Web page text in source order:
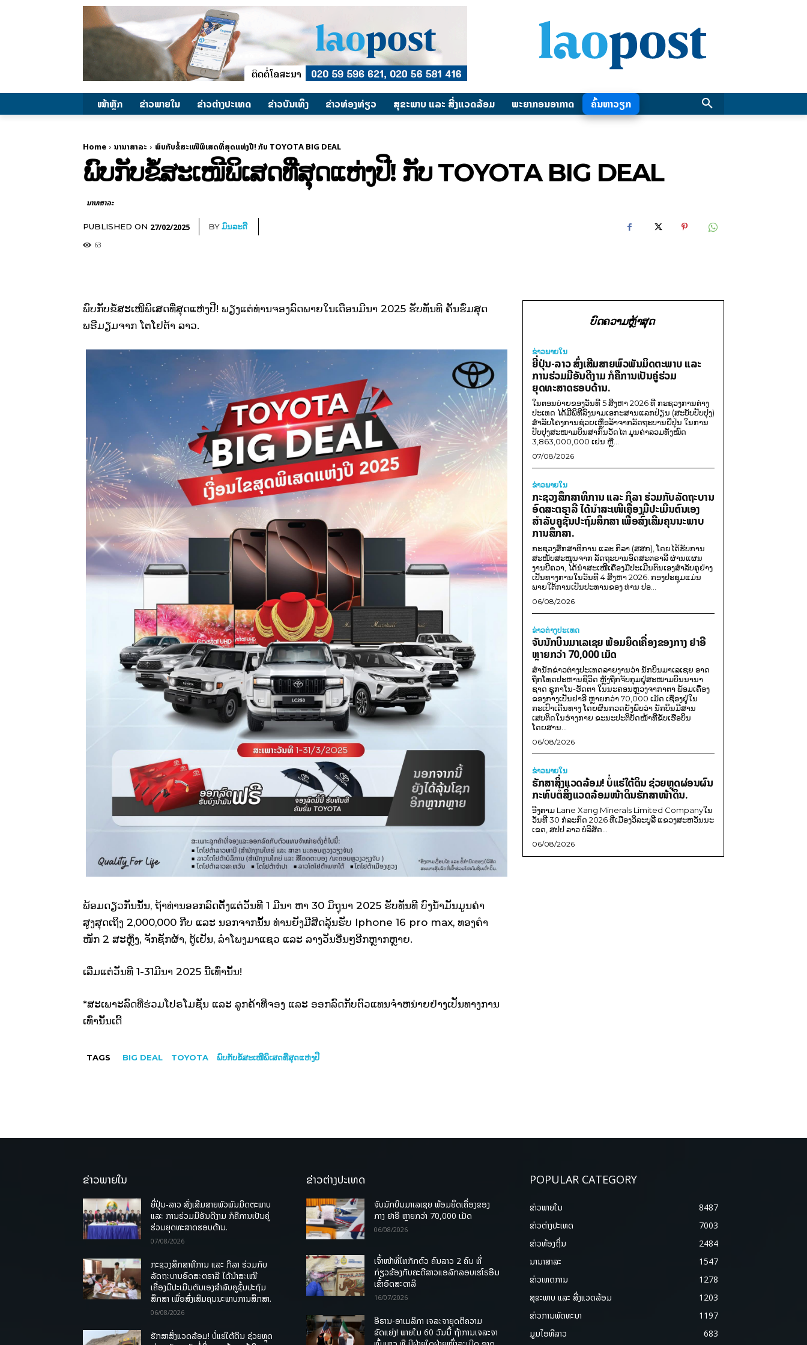
ໜ້າຫຼັກ ຂ່າວພາຍ​ໃນ ຂ່າວຕ່າງປະເທດ ​ຂ່າວບັນເທິງ ​ຂ່າວທ່ອງທ່ຽວ ສຸຂະພາບ ແລະ ສີ່ງແວດລ້ອມ ພະຍາກອນອາກາດ ຄົ້ນຫາວຽກ
Home ນານາສາລະ ພົບກັບຂໍ້ສະເໜີພິເສດທີ່ສຸດແຫ່ງປີ! ກັບ TOYOTA BIG DEAL
ພົບກັບຂໍ້ສະເໜີພິເສດທີ່ສຸດແຫ່ງປີ! ກັບ TOYOTA BIG DEAL
ນານາສາລະ
PUBLISHED ON 27/02/2025 BYມົນລະດີ
63
ພົບກັບຂໍ້ສະເໜີພິເສດທີ່ສຸດແຫ່ງປີ! ພຽງແຕ່ທ່ານຈອງລົດພາຍໃນເດືອນມີນາ 2025 ຮັບທັນທີ ຄັນຮົ່ມສຸດ
ພຣີມຽມຈາກ ໂຕໂຢຕ້າ ລາວ.
ພ້ອມດຽວກັນນັ້ນ, ຖ້າທ່ານອອກລົດຕັ້ງແຕ່ວັນທີ 1 ມີນາ ຫາ 30 ມິຖຸນາ 2025 ຮັບທັນທີ ບົງນ້ຳມັນມູນຄ່າ
ສູງສຸດເຖິງ 2,000,000 ກີບ ແລະ ນອກຈາກນັ້ນ ທ່ານຍັງມີສິດລຸ້ນຮັບ Iphone 16 pro max, ທອງຄຳ
ໜັກ 2 ສະຫຼຶງ, ຈັກຊັກຜ້າ, ຕູ້ເຢັນ, ລຳໂພງມາແຊວ ແລະ ລາງວັນອື່ນໆອີກຫຼາກຫຼາຍ.
ເລີ່ມແຕ່ວັນທີ 1-31ມີນາ 2025 ນີ້ເທົ່ານັ້ນ!
*ສະເພາະລົດທີ່ຮ່ວມໂປຣໂມຊັນ ແລະ ລູກຄ້າທີ່ຈອງ ແລະ ອອກລົດກັບຕົວແທນຈຳຫນ່າຍຢ່າງເປັນທາງການ
ເທົ່ານັ້ນເດີ້
TAGS BIG DEAL TOYOTA ພົບກັບຂໍ້ສະເໜີພິເສດທີ່ສຸດແຫ່ງປີ
ບົດຄວາມຫຼ້າສຸດ
ຂ່າວພາຍ​ໃນ
ຍີ່ປຸ່ນ-ລາວ ສົ່ງເສີມສາຍພົວພັນມິດຕະພາບ ແລະ
ການຮ່ວມມືອັນດີງາມ ກໍຄືການເປັນຄູ່ຮ່ວມ
ຍຸດທະສາດຮອບດ້ານ.
ໃນຕອນບ່າຍຂອງວັນທີ 5 ສິງຫາ 2026 ທີ່ ກະຊວງການຕ່າງ
ປະເທດ ໄດ້ມີພິທີລົງນາມເອກະສານແລກປ່ຽນ (ສະບັບປັບປຸງ)
ສໍາລັບໂຄງການຊ່ວຍເຫຼືອລ້າຈາກລັດຖະບານຍີ່ປຸ່ນ ໃນການ
ປັບປຸງສະໜາມບິນສາກົນວັດໄຕ ມູນຄ່າລວມທັງໝົດ
3,863,000,000 ເຢນ ຫຼື...
07/08/2026
ຂ່າວພາຍ​ໃນ
ກະຊວງສຶກສາທິການ ແລະ ກິລາ ຮ່ວມກັບລັດຖະບານ
ອົດສະຕຣາລີ ໄດ້ນຳສະເໜີເຄື່ອງມືປະເມີນຕົນເອງ
ສຳລັບຄູຊັ້ນປະຖົມສຶກສາ ເພື່ອສົ່ງເສີມຄຸນນະພາບ
ການສຶກສາ.
ກະຊວງສຶກສາທິການ ແລະ ກິລາ (ສສກ), ໂດຍໄດ້ຮັບການ
ສະໜັບສະໜູນຈາກ ລັດຖະບານອົດສະຕຣາລີ ຜ່ານແຜນ
ງານບີຄວາ, ໄດ້ນຳສະເໜີເຄື່ອງມືປະເມີນຕົນເອງສຳລັບຄູຢ່າງ
ເປັນທາງການໃນວັນທີ 4 ສິງຫາ 2026. ກອງປະຊຸມແມ່ນ
ພາຍໃຕ້ການເປັນປະທານຂອງ ທ່ານ ປອ...
06/08/2026
ຂ່າວຕ່າງປະເທດ
ຈັບນັກບິນມາເລເຊຍ ພ້ອມຍຶດເຄື່ອງຂອງກາງ ຢາອີ
ຫຼາຍກວ່າ 70,000 ເມັດ
ສຳນັກຂ່າວຕ່າງປະເທດລາຍງານວ່າ ນັກບິນມາເລເຊຍ ອາດ
ຖືກໂທດປະຫານຊີວິດ ຫຼັງຖືກຈັບກຸມຢູ່ສະໜາມບິນນານາ
ຊາດ ຊູກາໂນ-ຮັດຕາ ໃນນະຄອນຫຼວງຈາກາຕາ ພ້ອມເຄື່ອງ
ຂອງກາງເປັນຢາອີ ຫຼາຍກວ່າ 70,000 ເມັດ ເຊື່ອງຢູ່ໃນ
ກະເປົາເດີນທາງ ໂດຍຜົນກວດຍັງພົບວ່າ ນັກບິນມີສານ
ເສບຕິດໃນຮ່າງກາຍ ຂະນະປະຕິບັດໜ້າທີ່ຂັບເຮືອບິນ
ໂດຍສານ...
06/08/2026
ຂ່າວພາຍ​ໃນ
ຮັກສາສິ່ງແວດລ້ອມ! ບໍ່ແຮ່ໃຕ້ດິນ ຊ່ວຍຫຼຸດຜ່ອນຜົນ
ກະທົບຕໍ່ສິ່ງແວດລ້ອມໜ້າດິນຮັກສາໜ້າດິນ.
ອີງຕາມ Lane Xang Minerals Limited Companyໃນ
ວັນທີ 30 ກໍລະກົດ 2026 ທີ່ເມືອງວິລະບູລີ ແຂວງສະຫວັນນະ
ເຂດ, ສປປ ລາວ ບໍລິສັດ...
06/08/2026
ຂ່າວພາຍໃນ
ຍີ່ປຸ່ນ-ລາວ ສົ່ງເສີມສາຍພົວພັນມິດຕະພາບ
ແລະ ການຮ່ວມມືອັນດີງາມ ກໍຄືການເປັນຄູ່
ຮ່ວມຍຸດທະສາດຮອບດ້ານ.
07/08/2026
ກະຊວງສຶກສາທິການ ແລະ ກິລາ ຮ່ວມກັບ
ລັດຖະບານອົດສະຕຣາລີ ໄດ້ນຳສະເໜີ
ເຄື່ອງມືປະເມີນຕົນເອງສຳລັບຄູຊັ້ນປະຖົມ
ສຶກສາ ເພື່ອສົ່ງເສີມຄຸນນະພາບການສຶກສາ.
06/08/2026
ຮັກສາສິ່ງແວດລ້ອມ! ບໍ່ແຮ່ໃຕ້ດິນ ຊ່ວຍຫຼຸດ
ຂ່າວຕ່າງປະເທດ
ຈັບນັກບິນມາເລເຊຍ ພ້ອມຍຶດເຄື່ອງຂອງ
ກາງ ຢາອີ ຫຼາຍກວ່າ 70,000 ເມັດ
06/08/2026
ເຈົ້າໜ້າທີ່ໄທກັກຕົວ ຄົນລາວ 2 ຄົນ ທີ່
ກ່ຽວຂ້ອງກັບຄະດີສາວແອລັກລອບເຮໂຣອີນ
ເຂົ້າອົດສະຕາລີ
16/07/2026
ອີຣານ-ອາເມລິກາ ເຈລະຈາຍຸດຕິຄວາມ
ຂັດແຍ່ງ! ພາຍໃນ 60 ວັນນີ້ ຖ້າການເຈລະຈາ
POPULAR CATEGORY
ຂ່າວພາຍ​ໃນ
8487
ຂ່າວຕ່າງປະເທດ
7003
ຂ່າວທ້ອງຖິ່ນ
2484
ນານາສາລະ
1547
ຂ່າວເຫດການ
1278
ສຸຂະພາບ ແລະ ສີ່ງແວດລ້ອມ
1203
ຂ່າວການພັດທະນາ
1197
ມູມໄອທີລາວ
683